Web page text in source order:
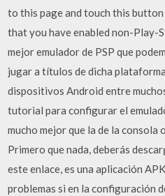
to this page and touch this button
that you have enabled non-Play-
mejor emulador de PSP que
jugar a títulos de dicha
dispositivos Android entre
tutorial para configurar el
mucho mejor que la de la consola
Primero que nada, deberás
este enlace, es una aplicación
problemas si en la configuración